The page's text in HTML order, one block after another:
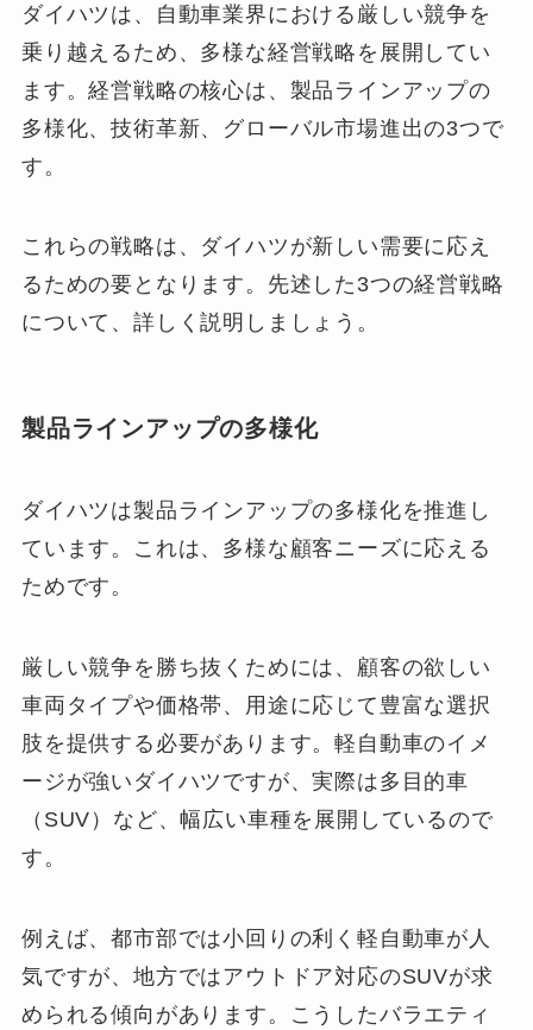
ダイハツは、自動車業界における厳しい競争を
乗り越えるため、多様な経営戦略を展開してい
ます。経営戦略の核心は、製品ラインアップの
多様化、技術革新、グローバル市場進出の3つで
す。
これらの戦略は、ダイハツが新しい需要に応え
るための要となります。先述した3つの経営戦略
について、詳しく説明しましょう。
製品ラインアップの多様化
ダイハツは製品ラインアップの多様化を推進し
ています。これは、多様な顧客ニーズに応える
ためです。
厳しい競争を勝ち抜くためには、顧客の欲しい
車両タイプや価格帯、用途に応じて豊富な選択
肢を提供する必要があります。軽自動車のイメ
ージが強いダイハツですが、実際は多目的車
（SUV）など、幅広い車種を展開しているので
す。
例えば、都市部では小回りの利く軽自動車が人
気ですが、地方ではアウトドア対応のSUVが求
められる傾向があります。こうしたバラエティ